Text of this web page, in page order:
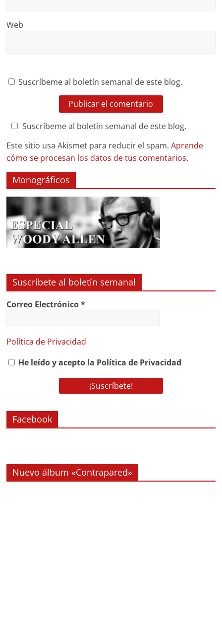
Web
Suscríbeme al boletín semanal de este blog.
Suscríbeme al boletín semanal de este blog.
Este sitio usa Akismet para reducir el spam.Aprende
cómo se procesan los datos de tus comentarios.
Monográficos
Suscríbete al boletín semanal
Correo Electrónico*
Política de Privacidad
He leído y acepto la Política de Privacidad
Facebook
Nuevo álbum «Contrapared»